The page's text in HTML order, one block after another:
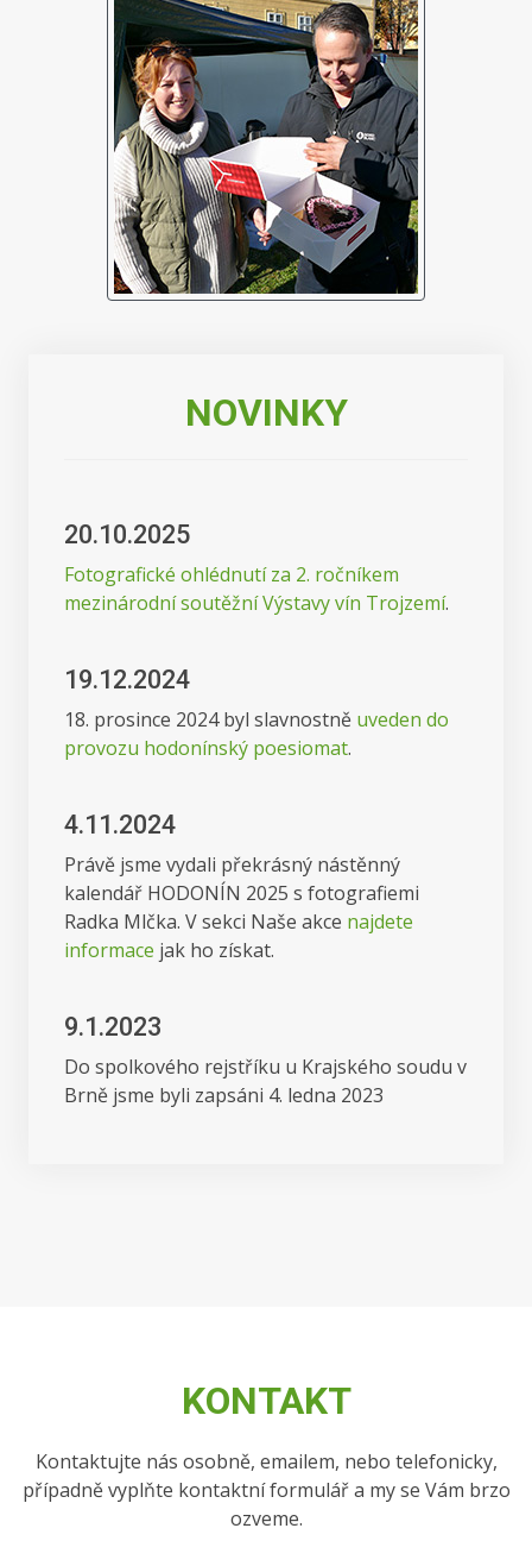
NOVINKY
20.10.2025
Fotografické ohlédnutí za 2. ročníkem
mezinárodní soutěžní Výstavy vín Trojzemí.
19.12.2024
18. prosince 2024 byl slavnostně uveden do
provozu hodonínský poesiomat.
4.11.2024
Právě jsme vydali překrásný nástěnný
kalendář HODONÍN 2025 s fotografiemi
Radka Mlčka. V sekci Naše akce najdete
informace jak ho získat.
9.1.2023
Do spolkového rejstříku u Krajského soudu v
Brně jsme byli zapsáni 4. ledna 2023
KONTAKT
Kontaktujte nás osobně, emailem, nebo telefonicky,
případně vyplňte kontaktní formulář a my se Vám brzo
ozveme.